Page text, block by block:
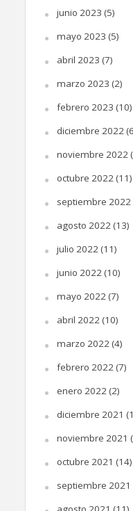
junio 2023 (5)
mayo 2023 (5)
abril 2023 (7)
marzo 2023 (2)
febrero 2023 (10)
diciembre 2022
noviembre 2022
octubre 2022(11)
septiembre 2022
agosto 2022(13)
julio 2022(11)
junio 2022(10)
mayo 2022(7)
abril 2022(10)
marzo 2022(4)
febrero 2022(7)
enero 2022(2)
diciembre 2021
noviembre 2021
octubre 2021 (14)
septiembre 2021